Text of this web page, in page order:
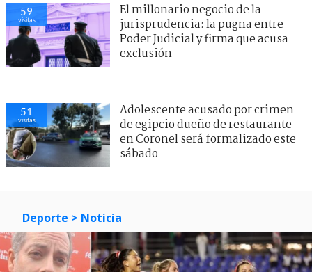
59
visitas
El millonario negocio de la
jurisprudencia: la pugna entre
Poder Judicial y firma que acusa
exclusión
51
visitas
Adolescente acusado por crimen
de egipcio dueño de restaurante
en Coronel será formalizado este
sábado
Deporte > Noticia